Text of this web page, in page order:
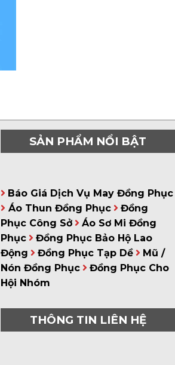
SẢN PHẨM NỔI BẬT
Báo Giá Dịch Vụ May Đồng Phục
Áo Thun Đồng Phục
Đồng
Phục Công Sở
Áo Sơ Mi Đồng
Phục
Đồng Phục Bảo Hộ Lao
Động
Đồng Phục Tạp Dề
Mũ /
Nón Đồng Phục
Đồng Phục Cho
Hội Nhóm
THÔNG TIN LIÊN HỆ